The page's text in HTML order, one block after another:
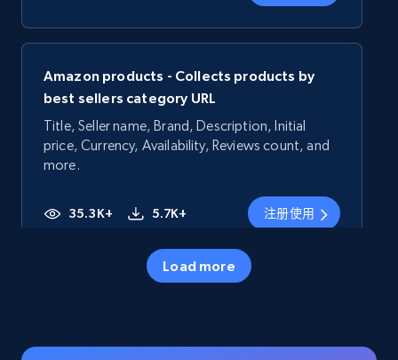
Amazon products - Collects products by
best sellers category URL
Title, Seller name, Brand, Description, Initial
price, Currency, Availability, Reviews count, and
more.
35.3K+ 5.7K+ 注册使用
Title, Seller name, Brand, Description, Initial
Load more